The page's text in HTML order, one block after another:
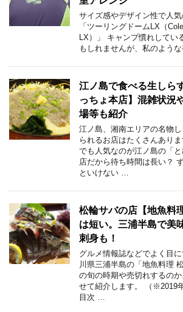
サイズ感やデザイン性で人
「ツーリングドームLX（
LX）」 キャンプ慣れしてい
もしれませんが、私のよう
江ノ島で食べる生しら
っちょ本店】混雑状況
場等も紹介
江ノ島、湘南エリアの名物
られるお店はたくさんあり
でも人気なのが江ノ島の「
店だから待ち時間は長い？
といけない …
松輪サバの店【地魚料
は短い。三浦半島で美
刺身も！
グルメ情報誌などでよく目
川県三浦半島の「地魚料理
の旬の時期や売切れするの
せて紹介します。 （※2019
目次 …